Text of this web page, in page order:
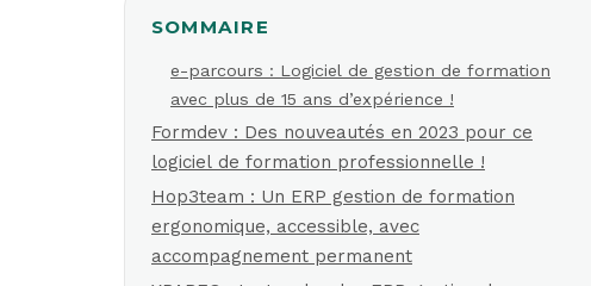
SOMMAIRE
e-parcours : Logiciel de gestion de formation
avec plus de 15 ans d’expérience !
Formdev : Des nouveautés en 2023 pour ce
logiciel de formation professionnelle !
Hop3team : Un ERP gestion de formation
ergonomique, accessible, avec
accompagnement permanent